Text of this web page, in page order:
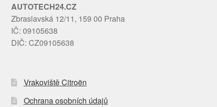
AUTOTECH24.CZ
Zbraslavská 12/11, 159 00 Praha
IČ: 09105638
DIČ: CZ09105638
Vrakoviště Citroën
Ochrana osobních údajů